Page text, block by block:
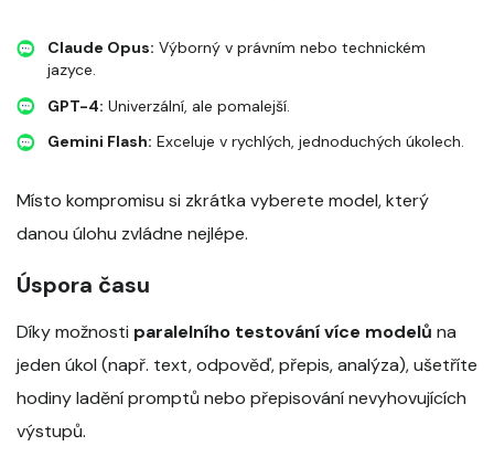
Claude Opus: Výborný v právním nebo technickém
jazyce.
GPT-4: Univerzální, ale pomalejší.
Gemini Flash: Exceluje v rychlých, jednoduchých úkolech.
Místo kompromisu si zkrátka vyberete model, který
danou úlohu zvládne nejlépe.
Úspora času
Díky možnosti paralelního testování více modelů na
jeden úkol (např. text, odpověď, přepis, analýza), ušetříte
hodiny ladění promptů nebo přepisování nevyhovujících
výstupů.